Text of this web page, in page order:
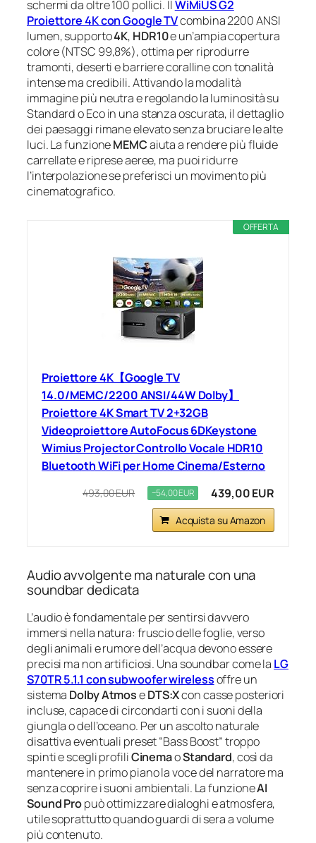
schermi da oltre 100 pollici. IlWiMiUS G2
Proiettore 4K con Google TVcombina 2200 ANSI
lumen, supporto4K, HDR10e un’ampia copertura
colore (NTSC 99,8%), ottima per riprodurre
tramonti, deserti e barriere coralline con tonalità
intense ma credibili. Attivando la modalità
immagine più neutra e regolando la luminosità su
Standard o Eco in una stanza oscurata, il dettaglio
dei paesaggi rimane elevato senza bruciare le alte
luci. La funzioneMEMCaiuta a rendere più fluide
carrellate e riprese aeree, ma puoi ridurre
l’interpolazione se preferisci un movimento più
cinematografico.
OFFERTA
Proiettore 4K【Google TV
14.0/MEMC/2200 ANSI/44W Dolby】
Proiettore 4K Smart TV 2+32GB
Videoproiettore AutoFocus 6DKeystone
Wimius Projector Controllo Vocale HDR10
Bluetooth WiFi per Home Cinema/Esterno
493,00 EUR −54,00 EUR 439,00 EUR
Acquista su Amazon
Audio avvolgente ma naturale con una
soundbar dedicata
L’audio è fondamentale per sentirsi davvero
immersi nella natura: fruscio delle foglie, verso
degli animali e rumore dell’acqua devono essere
precisi ma non artificiosi. Una soundbar come la LG
S70TR 5.1.1 con subwoofer wirelessoffre un
sistema Dolby AtmoseDTS:Xcon casse posteriori
incluse, capace di circondarti con i suoni della
giungla o dell’oceano. Per un ascolto naturale
disattiva eventuali preset “Bass Boost” troppo
spinti e scegli profiliCinemaoStandard, così da
mantenere in primo piano la voce del narratore ma
senza coprire i suoni ambientali. La funzioneAI
Sound Propuò ottimizzare dialoghi e atmosfera,
utile soprattutto quando guardi di sera a volume
più contenuto.